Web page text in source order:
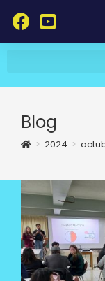
Blog
> 2024 >